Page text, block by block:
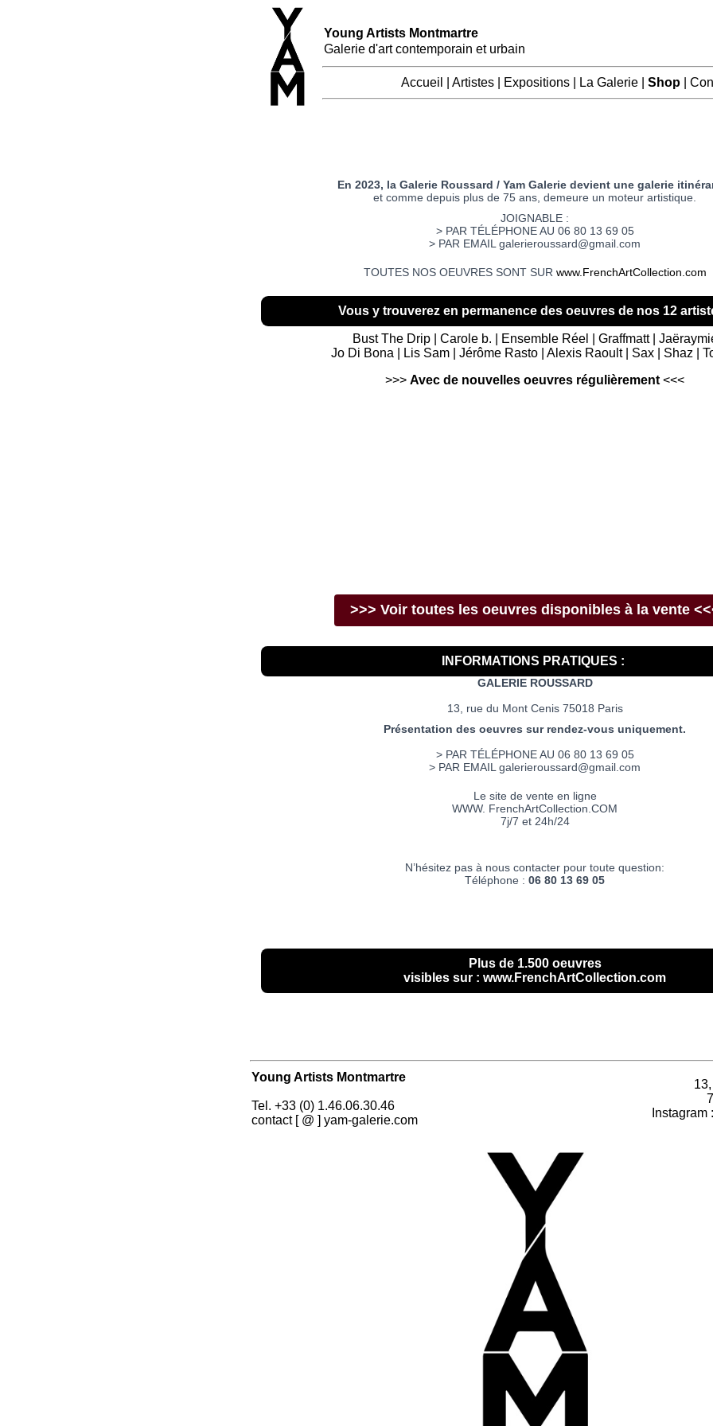
Young Artists Montmartre
Galerie d'art contemporain et urbain
Accueil Artistes Expositions La Galerie Shop
En 2023, la Galerie Roussard / Yam Galerie devient une galerie
et comme depuis plus de 75 ans, demeure un moteur artistique.
JOIGNABLE :
> PAR TÉLÉPHONE AU 06 80 13 69 05
> PAR EMAIL galerieroussard@gmail.com
TOUTES NOS OEUVRES SONT SUR www.FrenchArtCollection.com
Vous y trouverez en permanence des oeuvres de nos 12
Bust The Drip | Carole b. | Ensemble Réel | Graffmatt |
Jo Di Bona | Lis Sam | Jérôme Rasto | Alexis Raoult | Sax | Shaz |
>>> Avec de nouvelles oeuvres régulièrement <<<
>>> Voir toutes les oeuvres disponibles à la vente
INFORMATIONS PRATIQUES :
GALERIE ROUSSARD
13, rue du Mont Cenis 75018 Paris
Présentation des oeuvres sur rendez-vous uniquement.
> PAR TÉLÉPHONE AU 06 80 13 69 05
> PAR EMAIL galerieroussard@gmail.com
Le site de vente en ligne
WWW. FrenchArtCollection.COM
7j/7 et 24h/24
N’hésitez pas à nous contacter pour toute question:
Téléphone : 06 80 13 69 05
Plus de 1.500 oeuvres
visibles sur : www.FrenchArtCollection.com
Young Artists Montmartre
Tel. +33 (0) 1.46.06.30.46
contact [ @ ] yam-galerie.com